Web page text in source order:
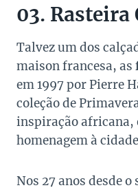
03. Rasteira
Talvez um dos
maison francesa, as
em 1997 por Pierre
coleção de
inspiração africana,
homenagem à
Nos 27 anos desde